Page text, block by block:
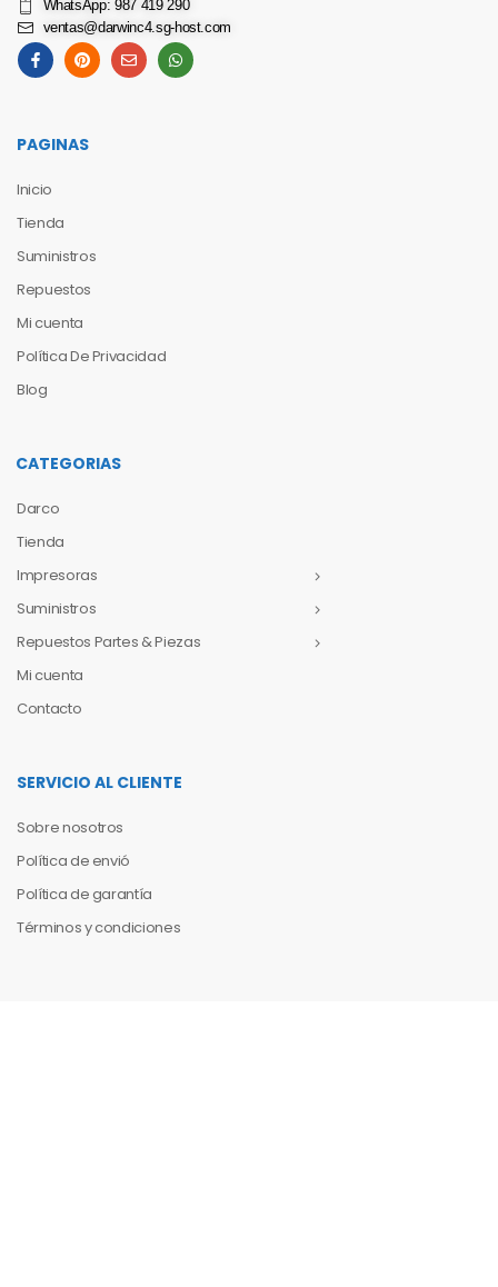
WhatsApp: 987 419 290
ventas@darwinc4.sg-host.com
PAGINAS
Inicio
Tienda
Suministros
Repuestos
Mi cuenta
Política De Privacidad
Blog
CATEGORIAS
Darco
Tienda
Impresoras
Suministros
Repuestos Partes & Piezas
Mi cuenta
Contacto
SERVICIO AL CLIENTE
Sobre nosotros
Política de envió
Política de garantía
Términos y condiciones